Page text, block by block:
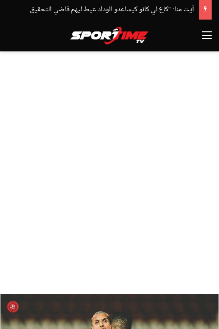
أيت منا: “كاع لي كانو كيساعدو الوداد عيط ليهم قاضي التحقيق.. دابا حتى شي واحد ما بقا باغي يعاون”
القائمة